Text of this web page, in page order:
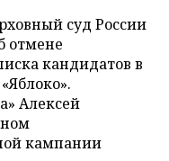
суд России
отмене
кандидатов в
Алексей
кампании